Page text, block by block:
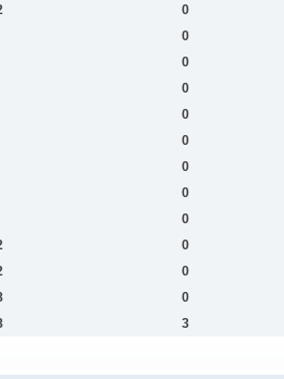
0
0
0
0
0
0
0
0
0
0
0
0
3